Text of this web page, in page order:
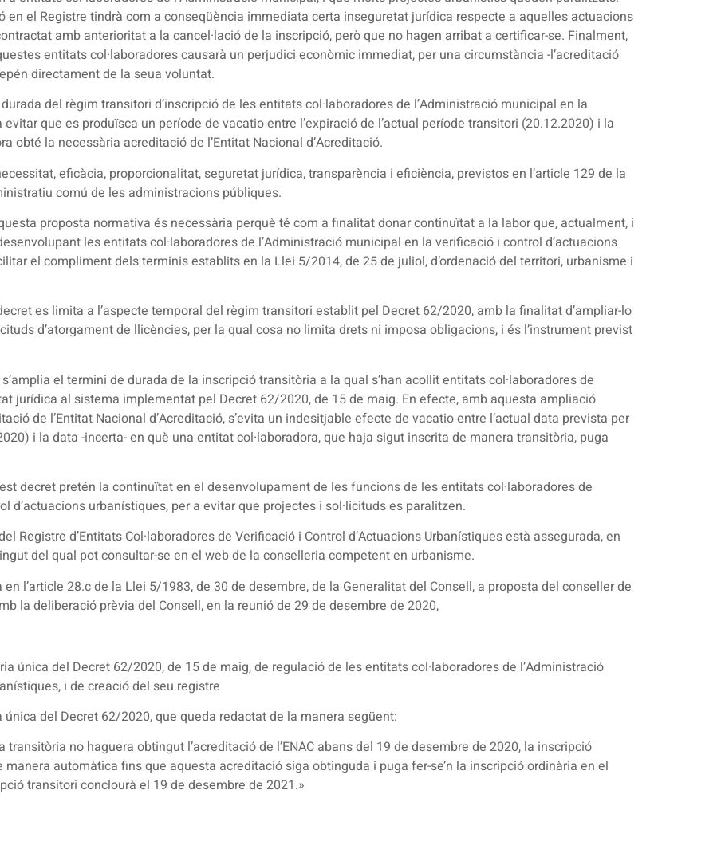
en el Registre tindrà com a conseqüència immediata certa inseguretat jurídica respecte a aquelles actuacions
amb anterioritat a la cancel·lació de la inscripció, però que no hagen arribat a certificar-se. Finalment,
entitats col·laboradores causarà un perjudici econòmic immediat, per una circumstància -l’acreditació
directament de la seua voluntat.
del règim transitori d’inscripció de les entitats col·laboradores de l’Administració municipal en la
que es produïsca un període de vacatio entre l’expiració de l’actual període transitori (20.12.2020) i la
obté la necessària acreditació de l’Entitat Nacional d’Acreditació.
eficàcia, proporcionalitat, seguretat jurídica, transparència i eficiència, previstos en l’article 129 de la
comú de les administracions públiques.
proposta normativa és necessària perquè té com a finalitat donar continuïtat a la labor que, actualment, i
les entitats col·laboradores de l’Administració municipal en la verificació i control d’actuacions
el compliment dels terminis establits en la Llei 5/2014, de 25 de juliol, d’ordenació del territori, urbanisme i
es limita a l’aspecte temporal del règim transitori establit pel Decret 62/2020, amb la finalitat d’ampliar-lo
d’atorgament de llicències, per la qual cosa no limita drets ni imposa obligacions, i és l’instrument previst
el termini de durada de la inscripció transitòria a la qual s’han acollit entitats col·laboradores de
jurídica al sistema implementat pel Decret 62/2020, de 15 de maig. En efecte, amb aquesta ampliació
de l’Entitat Nacional d’Acreditació, s’evita un indesitjable efecte de vacatio entre l’actual data prevista per
i la data -incerta- en què una entitat col·laboradora, que haja sigut inscrita de manera transitòria, puga
decret pretén la continuïtat en el desenvolupament de les funcions de les entitats col·laboradores de
d’actuacions urbanístiques, per a evitar que projectes i sol·licituds es paralitzen.
Registre d’Entitats Col·laboradores de Verificació i Control d’Actuacions Urbanístiques està assegurada, en
del qual pot consultar-se en el web de la conselleria competent en urbanisme.
l’article 28.c de la Llei 5/1983, de 30 de desembre, de la Generalitat del Consell, a proposta del conseller de
la deliberació prèvia del Consell, en la reunió de 29 de desembre de 2020,
única del Decret 62/2020, de 15 de maig, de regulació de les entitats col·laboradores de l’Administració
i de creació del seu registre
única del Decret 62/2020, que queda redactat de la manera següent:
no haguera obtingut l’acreditació de l’ENAC abans del 19 de desembre de 2020, la inscripció
manera automàtica fins que aquesta acreditació siga obtinguda i puga fer-se’n la inscripció ordinària en el
transitori conclourà el 19 de desembre de 2021.»